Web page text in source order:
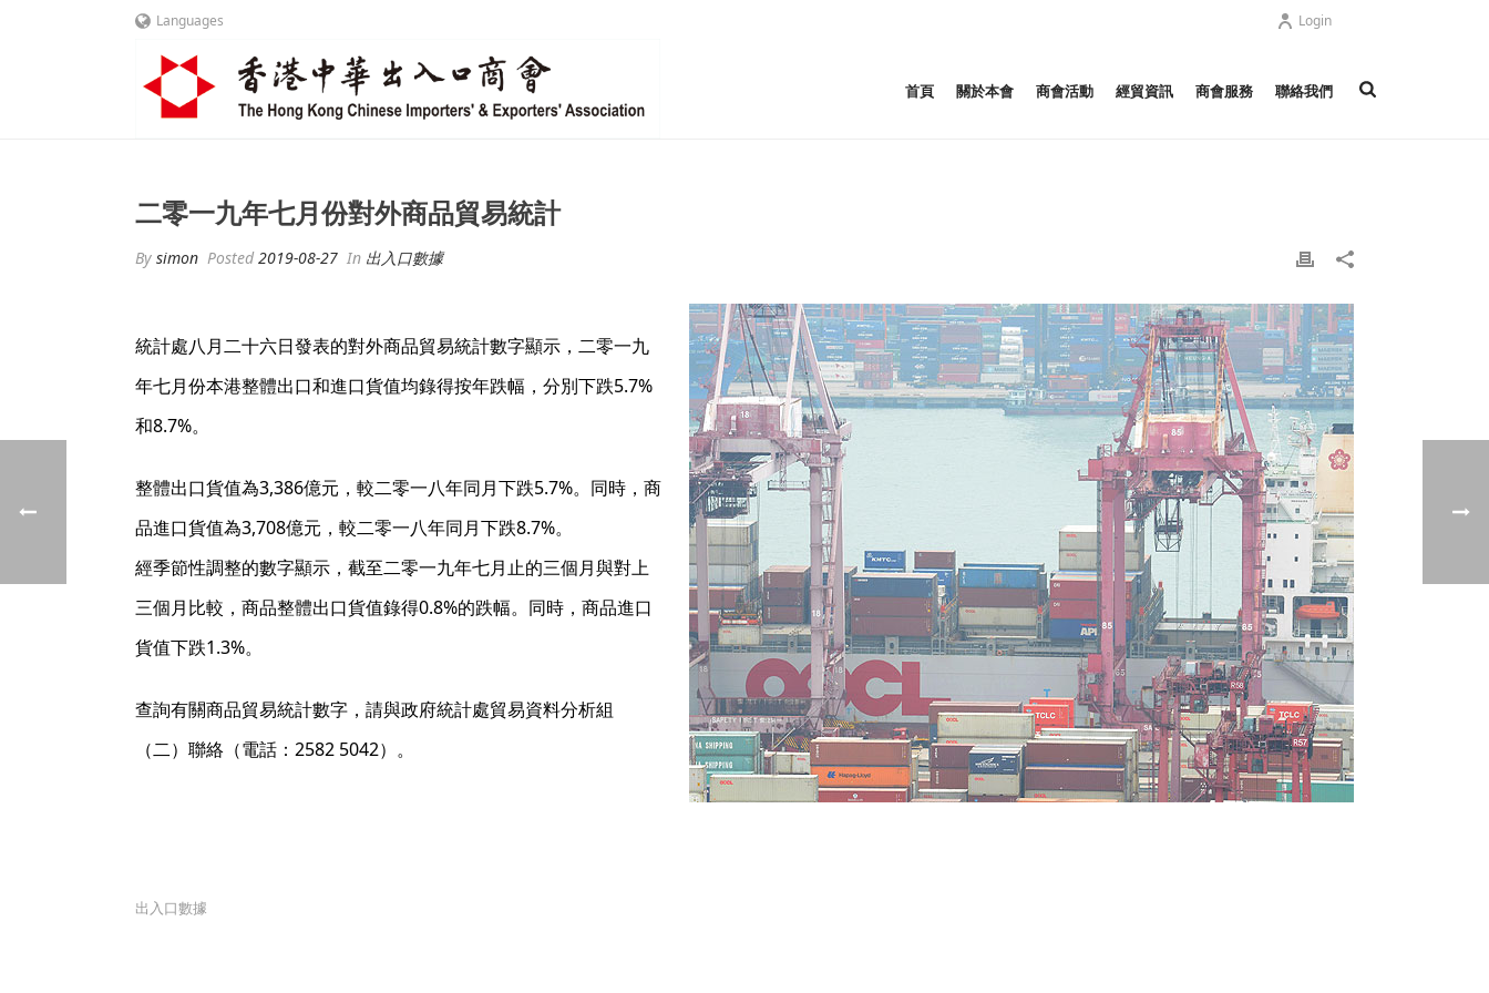
Languages Login
首頁 關於本會 商會活動 經貿資訊 商會服務 聯絡我們
二零一九年七月份對外商品貿易統計
By simon Posted2019-08-27 In 出入口數據
統計處八月二十六日發表的對外商品貿易統計數字顯示，二零一九
年七月份本港整體出口和進口貨值均錄得按年跌幅，分別下跌5.7%
和8.7%。
整體出口貨值為3,386億元，較二零一八年同月下跌5.7%。同時，商
品進口貨值為3,708億元，較二零一八年同月下跌8.7%。
經季節性調整的數字顯示，截至二零一九年七月止的三個月與對上
三個月比較，商品整體出口貨值錄得0.8%的跌幅。同時，商品進口
貨值下跌1.3%。
查詢有關商品貿易統計數字，請與政府統計處貿易資料分析組
（二）聯絡（電話：2582 5042）。
出入口數據